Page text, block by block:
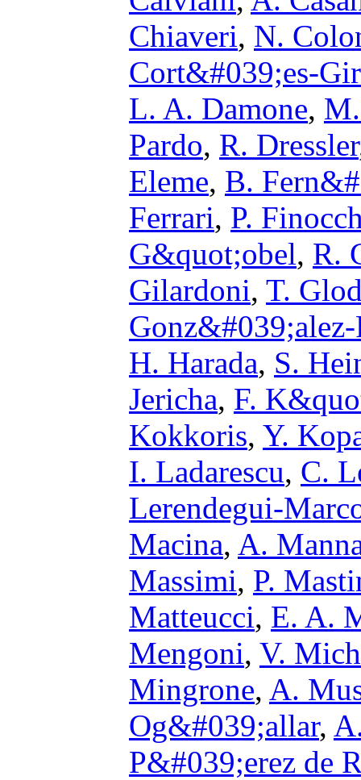
Chiaveri, N.
Cort&#039;es-
L. A. Damone,
Pardo, R. Dressler
Eleme, B.
Ferrari, P.
G&quot;obel, R.
Gilardoni, T.
H. Harada, S.
Jericha, F.
Kokkoris, Y.
I. Ladarescu, C.
Lerendegui-
Macina, A.
Massimi, P.
Matteucci, E. A.
Mengoni, V.
Mingrone, A.
Og&#039;allar,
P&#039;erez de